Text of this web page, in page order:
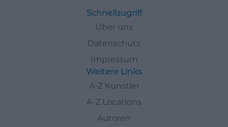
nicht gerade auf dem Karl-Theodor-Parkplatz steht.
Genau hier liegt der Vorteil des Standorts: Er
verbindet zentrale Lage mit einer relativ klaren,
Festplatz an der Siegsdorfer Straße als zusätzliche
kostenlose Option in fußläufiger Nähe zur
wie Karl-Theodor-Platz Traunstein parken, Parkplatz
Schnellzugriff
Über uns
Datenschutz
Impressum
Weitere Links
A-Z Künstler
A-Z Locations
Autoren